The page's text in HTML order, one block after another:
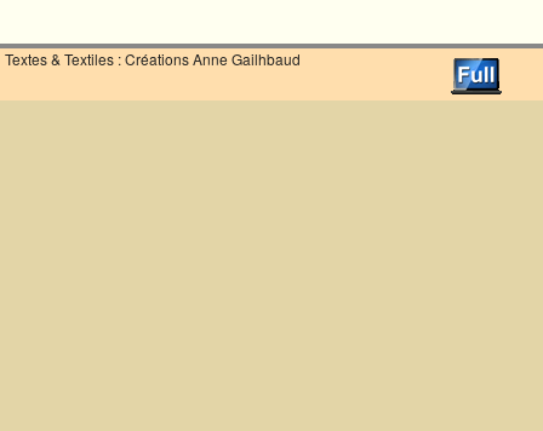
Textes & Textiles : Créations Anne Gailhbaud